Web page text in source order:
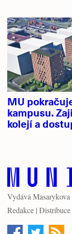
Hlavní
novinky
MU
kampusu.
kolejí a
Vydává
Redakce | Distribuce